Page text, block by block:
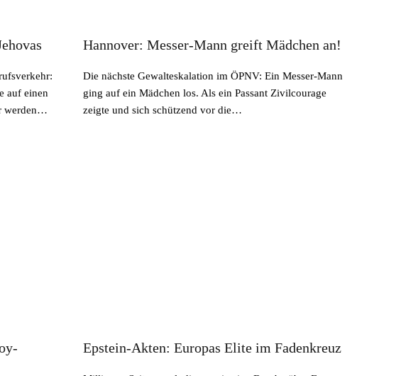
auf einen
werden…
Hannover: Messer-Mann greift Mädchen an!
Die nächste Gewalteskalation im ÖPNV: Ein Messer-Mann
ging auf ein Mädchen los. Als ein Passant Zivilcourage
zeigte und sich schützend vor die…
Epstein-Akten: Europas Elite im Fadenkreuz